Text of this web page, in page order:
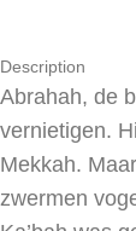
Description
Abrahah, de
vernietigen.
Mekkah.
zwermen